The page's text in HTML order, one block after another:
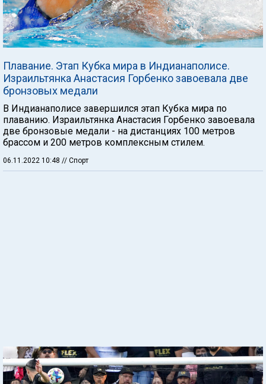
Плавание. Этап Кубка мира в Индианаполисе.
Израильтянка Анастасия Горбенко завоевала две
бронзовых медали
В Индианаполисе завершился этап Кубка мира по
плаванию. Израильтянка Анастасия Горбенко завоевала
две бронзовые медали - на дистанциях 100 метров
брассом и 200 метров комплексным стилем.
06.11.2022 10:48 // Спорт